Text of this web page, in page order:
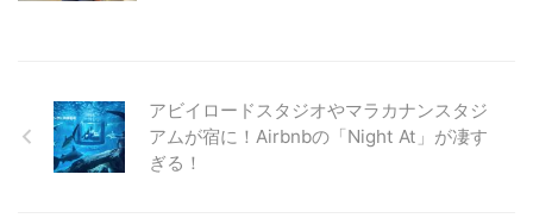
アビイロードスタジオやマラカナンスタジ
アムが宿に！Airbnbの「Night At」が凄す
ぎる！